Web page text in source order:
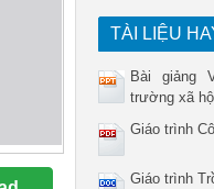
TÀI LIỆU
Bài giảng
trường xã
Giáo trình
Giáo trình